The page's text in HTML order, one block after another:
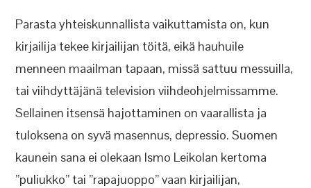
Parasta yhteiskunnallista vaikuttamista on, kun
kirjailija tekee kirjailijan töitä, eikä hauhuile
menneen maailman tapaan, missä sattuu messuilla,
tai viihdyttäjänä television viihdeohjelmissamme.
Sellainen itsensä hajottaminen on vaarallista ja
tuloksena on syvä masennus, depressio. Suomen
kaunein sana ei olekaan Ismo Leikolan kertoma
”puliukko” tai ”rapajuoppo” vaan kirjailijan,